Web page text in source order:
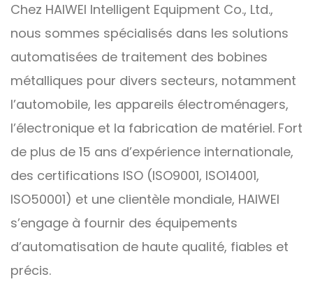
Chez HAIWEI Intelligent Equipment Co., Ltd.,
nous sommes spécialisés dans les solutions
automatisées de traitement des bobines
métalliques pour divers secteurs, notamment
l’automobile, les appareils électroménagers,
l’électronique et la fabrication de matériel. Fort
de plus de 15 ans d’expérience internationale,
des certifications ISO (ISO9001, ISO14001,
ISO50001) et une clientèle mondiale, HAIWEI
s’engage à fournir des équipements
d’automatisation de haute qualité, fiables et
précis.